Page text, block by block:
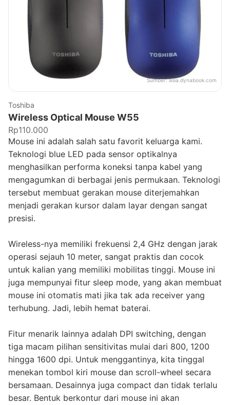
Sumber:asia.dynabook.com
Toshiba
Wireless Optical Mouse W55
Rp110.000
Mouse ini adalah salah satu favorit keluarga kami.
Teknologi blue LED pada sensor optikalnya
menghasilkan performa koneksi tanpa kabel yang
mengagumkan di berbagai jenis permukaan. Teknologi
tersebut membuat gerakan mouse diterjemahkan
menjadi gerakan kursor dalam layar dengan sangat
presisi.
Wireless-nya memiliki frekuensi 2,4 GHz dengan jarak
operasi sejauh 10 meter, sangat praktis dan cocok
untuk kalian yang memiliki mobilitas tinggi. Mouse ini
juga mempunyai fitur sleep mode, yang akan membuat
mouse ini otomatis mati jika tak ada receiver yang
terhubung. Jadi, lebih hemat baterai.
Fitur menarik lainnya adalah DPI switching, dengan
tiga macam pilihan sensitivitas mulai dari 800, 1200
hingga 1600 dpi. Untuk menggantinya, kita tinggal
menekan tombol kiri mouse dan scroll-wheel secara
bersamaan. Desainnya juga compact dan tidak terlalu
besar. Bentuk berkontur dari mouse ini akan